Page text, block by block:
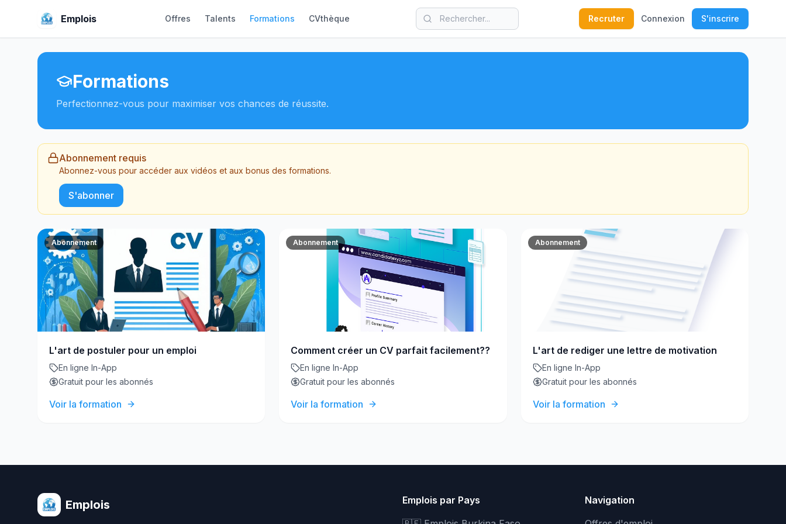
Emplois Offres Talents Formations CVthèque Recruter Connexion S'inscrire
Formations
Perfectionnez-vous pour maximiser vos chances de réussite.
Abonnement requis
Abonnez-vous pour accéder aux vidéos et aux bonus des formations.
S'abonner
Abonnement
L'art de postuler pour un emploi
En ligne In-App
Gratuit pour les abonnés
Voir la formation
Abonnement
Comment créer un CV parfait facilement??
En ligne In-App
Gratuit pour les abonnés
Voir la formation
Abonnement
L'art de rediger une lettre de motivation
En ligne In-App
Gratuit pour les abonnés
Voir la formation
Emplois
Emplois par Pays
Navigation